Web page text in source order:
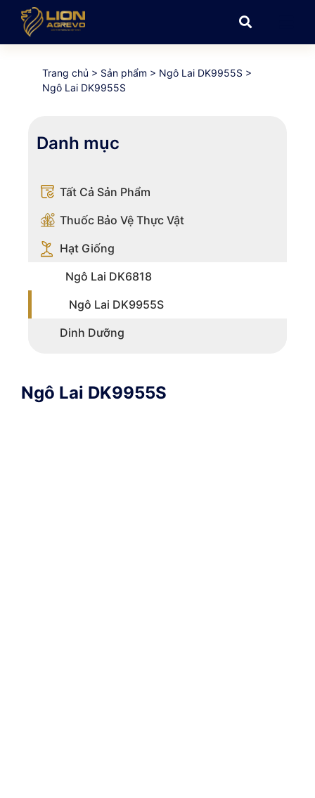
Trang chủ > Sản phẩm > Ngô Lai DK9955S >
Ngô Lai DK9955S
Danh mục
Tất Cả Sản Phẩm
Thuốc Bảo Vệ Thực Vật
Hạt Giống
Ngô Lai DK6818
Ngô Lai DK9955S
Dinh Dưỡng
Ngô Lai DK9955S